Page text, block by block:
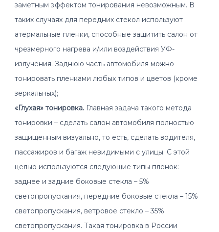
заметным эффектом тонирования невозможным. В
таких случаях для передних стекол используют
атермальные пленки, способные защитить салон от
чрезмерного нагрева и/или воздействия УФ-
излучения. Заднюю часть автомобиля можно
тонировать пленками любых типов и цветов (кроме
зеркальных);
«Глухая» тонировка. Главная задача такого метода
тонировки – сделать салон автомобиля полностью
защищенным визуально, то есть, сделать водителя,
пассажиров и багаж невидимыми с улицы. С этой
целью используются следующие типы пленок:
заднее и задние боковые стекла – 5%
светопропускания, передние боковые стекла – 15%
светопропускания, ветровое стекло – 35%
светопропускания. Такая тонировка в России